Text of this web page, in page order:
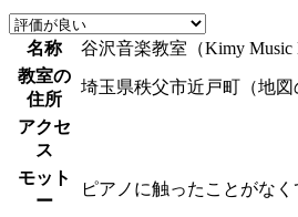
名称
谷沢音楽教室（Kimy Music
教室の
住所
埼玉県秩父市近戸町（地図
アクセ
ス
モット
ー
ピアノに触ったことがな